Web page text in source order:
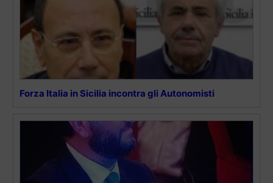
Forza Italia in Sicilia incontra gli Autonomisti